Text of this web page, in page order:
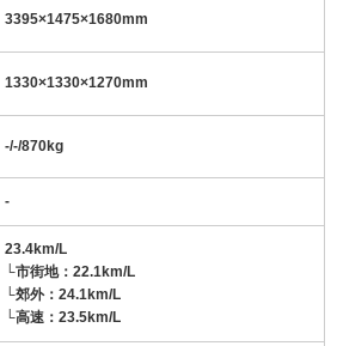
3395×1475×1680mm
1330×1330×1270mm
-/-/870kg
-
23.4km/L
└市街地：22.1km/L
└郊外：24.1km/L
└高速：23.5km/L